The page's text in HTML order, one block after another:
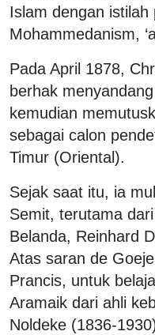
Islam dengan istilah
Mohammedanism,
Pada April 1878,
berhak
kemudian
sebagai calon
Timur (Oriental).
Sejak saat itu, ia
Semit, terutama
Belanda, Reinhard
Atas saran de
Prancis, untuk
Aramaik dari ahli
Noldeke (1836-